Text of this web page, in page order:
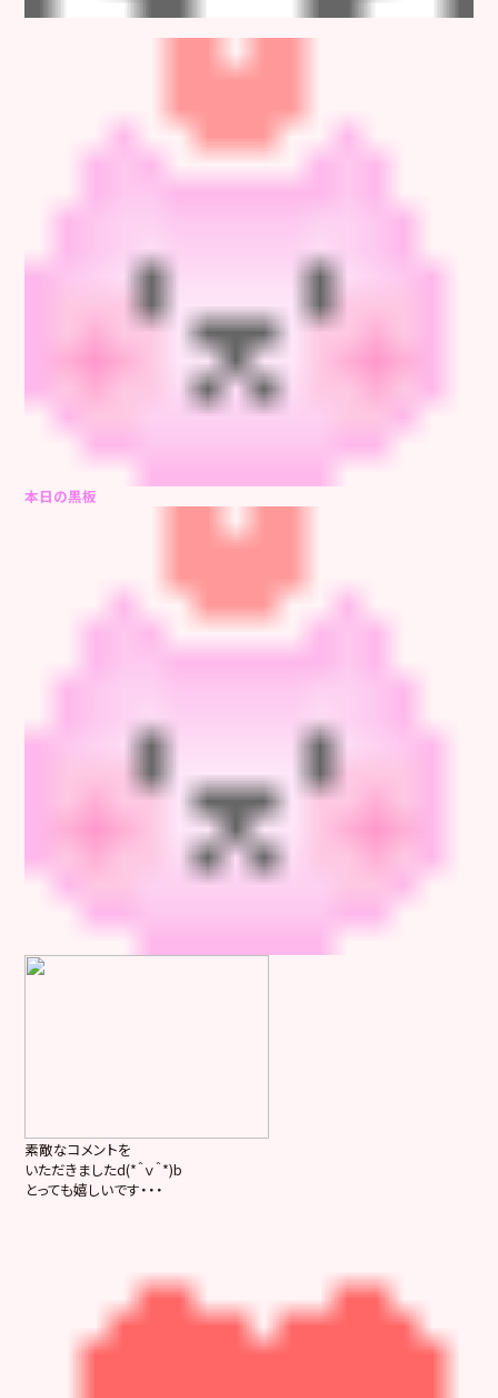
本日の黒板
素敵なコメントを
いただきましたd(*＾ｖ＾*)b
とっても嬉しいです・・・